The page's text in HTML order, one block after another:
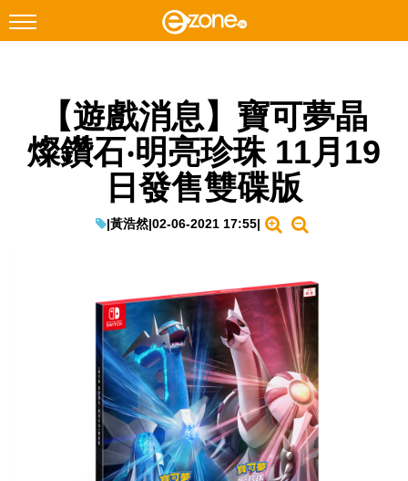
Facebook Instagram
科技焦點
生成式AI與雲端應用
Enterprise Digital Transformation
【遊戲消息】寶可夢晶
燦鑽石‧明亮珍珠 11月19
日發售雙碟版
|黃浩然|02-06-2021 17:55|